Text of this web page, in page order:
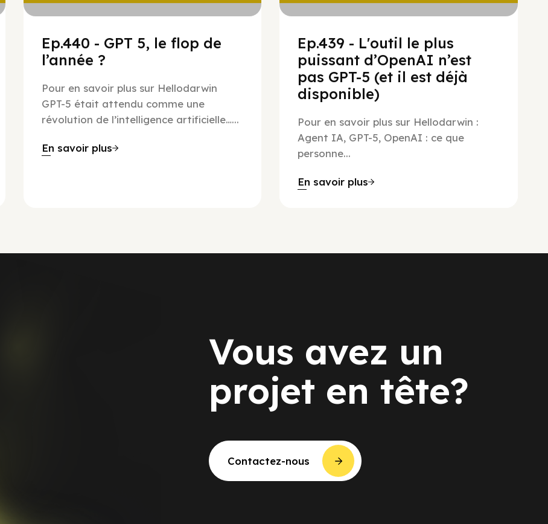
Ep.440 - GPT 5, le flop de
l’année ?
Pour en savoir plus sur Hellodarwin
GPT-5 était attendu comme une
révolution de l’intelligence artificielle…...
En savoir plus
Ep.439 - L'outil le plus
puissant d’OpenAI n’est
pas GPT-5 (et il est déjà
disponible)
Pour en savoir plus sur Hellodarwin :
Agent IA, GPT-5, OpenAI : ce que
personne...
En savoir plus
Vous avez un
projet en tête?
Contactez-nous